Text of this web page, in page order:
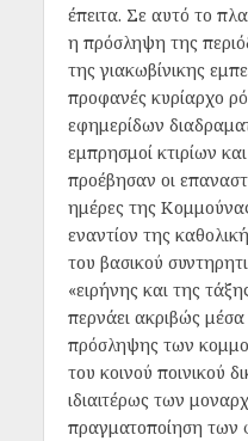
έπειτα. Σε αυτό το
η πρόσληψη της
της γιακωβίνικης
προφανές κυρίαρχο
εφημερίδων
εμπρησμοί κτιρίων
προέβησαν οι
ημέρες της
εναντίον της
του βασικού
«ειρήνης και της
περνάει ακριβώς
πρόσληψης των
του κοινού ποινικού
ιδιαιτέρως των
πραγματοποίηση των